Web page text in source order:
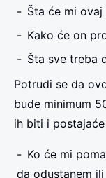
Šta će mi ovaj
Kako će on
Šta sve treba
Potrudi se da
bude minimum
ih biti i
Ko će mi
da odustanem